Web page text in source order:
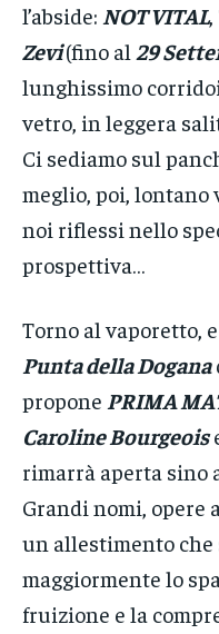
l’abside: NOT VITAL
Zevi(fino al 29
lunghissimo
vetro, in leggera
Ci sediamo sul
meglio, poi, lontano
noi riflessi nello
prospettiva…
Torno al vaporetto,
Punta della Dogana
propone PRIMA
Caroline Bourgeois
rimarrà aperta sino
Grandi nomi, opere
un allestimento
maggiormente lo
fruizione e la